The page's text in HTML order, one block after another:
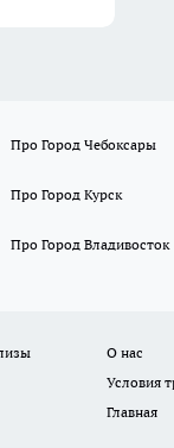
Про Город Чебоксары
Про Город Курск
Про Город Владивосток
О нас
Условия
Главная